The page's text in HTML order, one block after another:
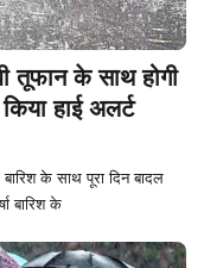
तूफान के साथ होगी
हाई अलर्ट
के साथ पूरा दिन बादल
बारिश के